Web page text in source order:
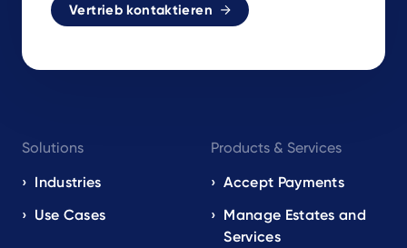
Vertrieb kontaktieren
navigation
EN
Solutions
Industries
Use Cases
Products & Services
Accept Payments
Manage Estates and
Services